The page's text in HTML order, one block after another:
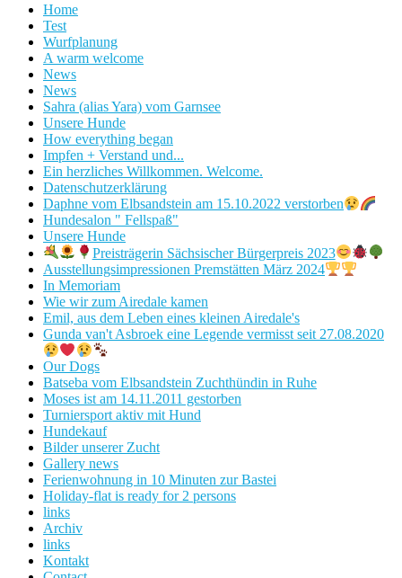
Home
Test
Wurfplanung
A warm welcome
News
News
Sahra (alias Yara) vom Garnsee
Unsere Hunde
How everything began
Impfen + Verstand und...
Ein herzliches Willkommen. Welcome.
Datenschutzerklärung
Daphne vom Elbsandstein am 15.10.2022 verstorben
Hundesalon " Fellspaß"
Unsere Hunde
Preisträgerin Sächsischer Bürgerpreis 2023
Ausstellungsimpressionen Premstätten März 2024
In Memoriam
Wie wir zum Airedale kamen
Emil, aus dem Leben eines kleinen Airedale's
Gunda van't Asbroek eine Legende vermisst seit 27.08.2020
Our Dogs
Batseba vom Elbsandstein Zuchthündin in Ruhe
Moses ist am 14.11.2011 gestorben
Turniersport aktiv mit Hund
Hundekauf
Bilder unserer Zucht
Gallery news
Ferienwohnung in 10 Minuten zur Bastei
Holiday-flat is ready for 2 persons
links
Archiv
links
Kontakt